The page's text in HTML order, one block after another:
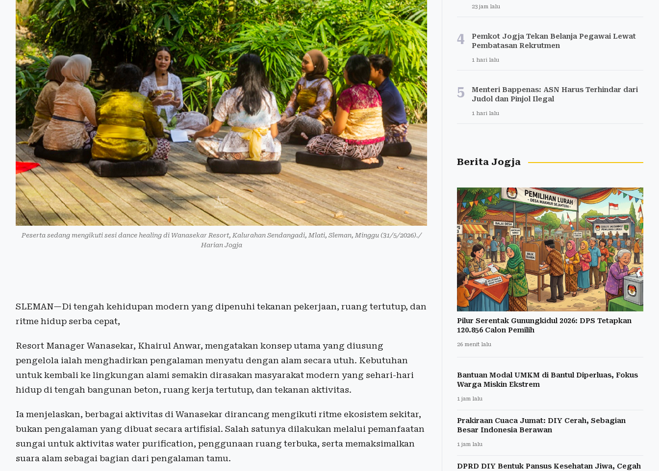
Peserta sedang mengikuti sesi dance healing di Wanasekar Resort, Kalurahan Sendangadi, Mlati, Sleman, Minggu (31/5/2026)./
Harian Jogja
SLEMAN—Di tengah kehidupan modern yang dipenuhi tekanan pekerjaan, ruang tertutup, dan
ritme hidup serba cepat,
Resort Manager Wanasekar, Khairul Anwar, mengatakan konsep utama yang diusung
pengelola ialah menghadirkan pengalaman menyatu dengan alam secara utuh. Kebutuhan
untuk kembali ke lingkungan alami semakin dirasakan masyarakat modern yang sehari-hari
hidup di tengah bangunan beton, ruang kerja tertutup, dan tekanan aktivitas.
Ia menjelaskan, berbagai aktivitas di Wanasekar dirancang mengikuti ritme ekosistem sekitar,
bukan pengalaman yang dibuat secara artifisial. Salah satunya dilakukan melalui pemanfaatan
sungai untuk aktivitas water purification, penggunaan ruang terbuka, serta memaksimalkan
suara alam sebagai bagian dari pengalaman tamu.
23 jam lalu
4
Pemkot Jogja Tekan Belanja Pegawai Lewat
Pembatasan Rekrutmen
1 hari lalu
5
Menteri Bappenas: ASN Harus Terhindar dari
Judol dan Pinjol Ilegal
1 hari lalu
Berita Jogja
Pilur Serentak Gunungkidul 2026: DPS Tetapkan
120.856 Calon Pemilih
26 menit lalu
Bantuan Modal UMKM di Bantul Diperluas, Fokus
Warga Miskin Ekstrem
1 jam lalu
Prakiraan Cuaca Jumat: DIY Cerah, Sebagian
Besar Indonesia Berawan
1 jam lalu
DPRD DIY Bentuk Pansus Kesehatan Jiwa, Cegah